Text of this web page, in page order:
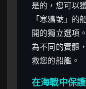
是的，您可以
「寒鴉號」的
開的獨立選項
為不同的實體
救您的船艦。
在海戰中保護